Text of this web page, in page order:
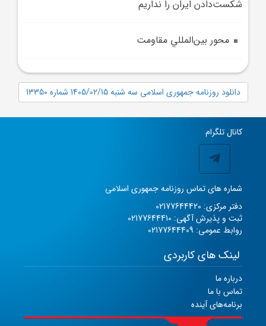
شکست‌دادن ایران را نداریم
محور بين‌المللي مقاومت
دانلود روزنامه جمهوری اسلامی سه شنبه 1405/02/15 شماره 13350
کانال تلگرام
شماره های تماس روزنامه جمهوری اسلامی
دفتر مرکزی: 02177644420
ثبت و پذیرش آگهی: 02177644410
روابط عمومی: 02177644409
لینک های کاربردی
درباره ما
تماس با ما
برنامه‌های آینده